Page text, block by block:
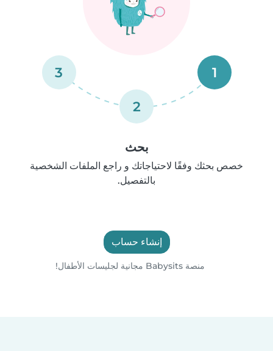
1
2
3
بحث
خصص بحثك وفقًا لاحتياجاتك و راجع الملفات الشخصية
بالتفصيل.
إنشاء حساب
منصة Babysits مجانية لجليسات الأطفال!